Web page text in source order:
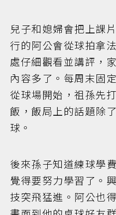
兒子和媳婦會把上課
行的阿公會從球拍拿
處仔細觀看並講評，
內容多了。每周末固
從球場開始，祖孫先
飯，飯局上的話題除
球。
後來孫子知道練球學
覺得要努力學習了。
技突飛猛進。阿公也